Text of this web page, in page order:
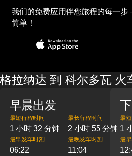
我们的免费应用伴您旅程的每一
简单！
格拉纳达 到 科尔多瓦 火
早晨出发
最短行程时间
1 小时 32 分钟
最长行程时间
2 小时 55 分钟
最早发车时刻
06:22
最晚发车时刻
11:04
最
1
最